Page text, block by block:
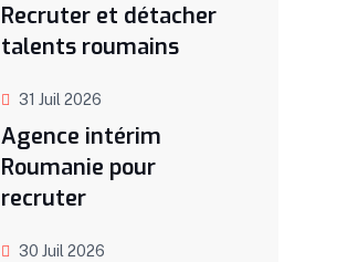
Recruter et détacher
talents roumains
31 Juil 2026
Agence intérim
Roumanie pour
recruter
30 Juil 2026